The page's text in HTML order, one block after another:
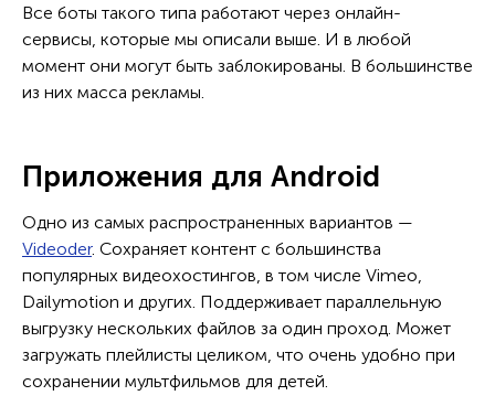
Все боты такого типа работают через онлайн-
сервисы, которые мы описали выше. И в любой
момент они могут быть заблокированы. В большинстве
из них масса рекламы.
Приложения для Android
Одно из самых распространенных вариантов —
Videoder. Сохраняет контент с большинства
популярных видеохостингов, в том числе Vimeo,
Dailymotion и других. Поддерживает параллельную
выгрузку нескольких файлов за один проход. Может
загружать плейлисты целиком, что очень удобно при
сохранении мультфильмов для детей.